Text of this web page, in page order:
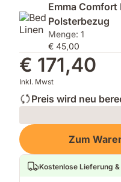
Emma Comfort
Polsterbezug
Menge: 1
€ 45,00
€ 171,40
Inkl. Mwst
Preis wird neu
Loading
Zum
Kostenlose Lieferung